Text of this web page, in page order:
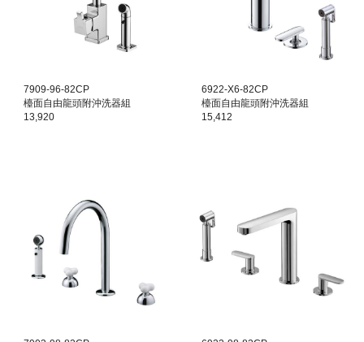
7909-96-82CP
檯面自由龍頭附沖洗器組
13,920
6922-X6-82CP
檯面自由龍頭附沖洗器組
15,412